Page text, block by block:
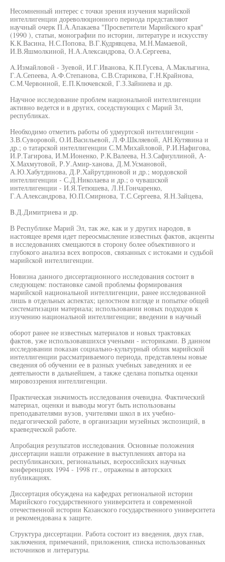
Несомненный интерес с точки зрения изучения марийской
интеллигенции дореволюционного периода представляют
научный очерк П.А.Апакаева "Просветители Марийского края"
(1990 ), статьи, монографии по истории, литературе и искусству
К.К.Васина, Н.С.Попова, В.Г.Кудрявцева, М.Н.Мамаевой,
И.В.Яшмолкиной, Н.А.Александрова, О.А.Сергеева,
A.Измайловой - Зуевой, И.Г.Иванова, К.П.Гусева, А.Маклыгина,
Г.А.Сепеева, А.Ф.Степанова, С.В.Старикова, Г.Н.Крайнова,
С.М.Червонной, Е.П.Ключевской, Г.З.Зайниева и др.
Научное исследование проблем национальной интеллигенции
активно ведется и в других, соседствующих с Марий Зл,
республиках.
Необходимо отметить работы об удмуртской интеллигенции -
З.В.Суворовой, О.И.Васильевой, Л.Ф.Шкляевой, АН.Кутявина и
др.; о татарской интеллигенции С.М.Михайловой, Р.И.Нафигова,
И.Р.Тагирова, И.М.Ионенко, Р.К.Валеева, Н.З.Сафиуллиной, А-
Х.Махмутовой, Р.У.Амир-ханова, Д.М.Усмановой,
А.Ю.Хабутдинова, Д.Р.Хайрутдиновой и др.; мордовской
интеллигенции - С.Д.Николаева и др.; о чувашской
интеллигенции - И.Я.Тетюшева, Л.Н.Гончаренко,
Г.А.Александрова, Ю.П.Смирнова, Т.С.Сергеева, Я.Н.Зайцева,
B.Д.Димитриева и др.
В Республике Марий Эл, так же, как и у других народов, в
настоящее время идет переосмысление известных фактов, акценты
в исследованиях смещаются в сторону более объективного и
глубокого анализа всех вопросов, связанных с истоками и судьбой
марийской интеллигенции.
Новизна данного диссертационного исследования состоит в
следующем: постановке самой проблемы формирования
марийской национальной интеллигенции, ранее исследованной
лишь в отдельных аспектах; целостном взгляде и попытке общей
систематизации материала; использовании новых подходов к
изучению национальной интеллигенции; введении в научный
оборот ранее не известных материалов и новых трактовках
фактов, уже использовавшихся учеными - историками. В данном
исследовании показан социально-культурный облик марийской
интеллигенции рассматриваемого периода, представлены новые
сведения об обучении ее в разных учебных заведениях и ее
деятельности в дальнейшем, а также сделана попытка оценки
мировоззрения интеллигенции.
Практическая значимость исследования очевидна. Фактический
материал, оценки и выводы могут быть использованы
преподавателями вузов, учителями школ в их учебно-
педагогической работе, в организации музейных экспозиций, в
краеведческой работе.
Апробация результатов исследования. Основные положения
диссертации нашли отражение в выступлениях автора на
республиканских, региональных, всероссийских научных
конференциях 1994 - 1998 гг., отражены в авторских
публикациях.
Диссертация обсуждена на кафедрах региональной истории
Марийского государственного университета и современной
отечественной истории Казанского государственного университета
и рекомендована к защите.
Структура диссертации. Работа состоит из введения, двух глав,
заключения, примечаний, приложения, списка использованных
источников и литературы.